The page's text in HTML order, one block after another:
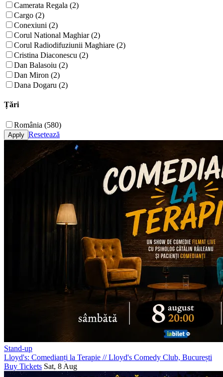
Camerata Regala (2)
Cargo (2)
Conexiuni (2)
Corul National Maghiar (2)
Corul Radiodifuziunii Maghiare (2)
Cristina Diaconescu (2)
Dan Balasoiu (2)
Dan Miron (2)
Dana Dogaru (2)
Țări
România (580)
Resetează
Stand-up
Lloyd's: Comedianți la Terapie //Lloyd's Comedy Club, București
Buy Tickets Sat, 8 Aug